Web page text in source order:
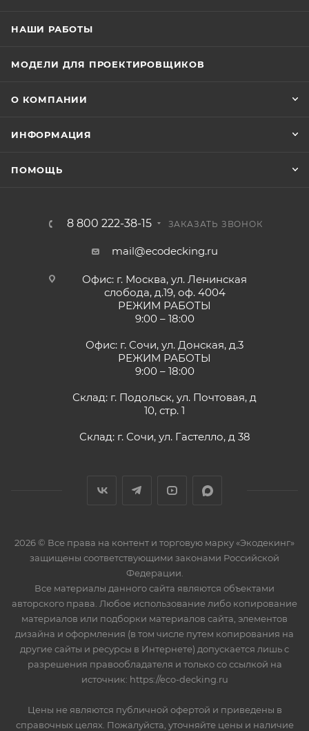
НАШИ РАБОТЫ
МОДЕЛИ ДЛЯ ПРОЕКТИРОВЩИКОВ
О КОМПАНИИ
ИНФОРМАЦИЯ
ПОМОЩЬ
8 800 222-38-15 ЗАКАЗАТЬ ЗВОНОК
mail@ecodecking.ru
Офис: г. Москва, ул. Ленинская
слобода, д.19, оф. 4004
РЕЖИМ РАБОТЫ
9:00 – 18:00
Офис: г. Сочи, ул. Донская, д.3
РЕЖИМ РАБОТЫ
9:00 – 18:00
Склад: г. Подольск, ул. Почтовая, д
10, стр. 1
Склад: г. Сочи, ул. Гастелло, д 38
2026 © Все права на контент и торговую марку «Экодекинг»
защищены соответствующими законами Российской
Федерации.
Все материалы данного сайта являются объектами
авторского права. Любое использование либо копирование
материалов или подборки материалов сайта, элементов
дизайна и оформления (в том числе путем копирования на
другие сайты и ресурсы в Интернете) допускается лишь с
разрешения правообладателя и только со ссылкой на
источник: https://eco-decking.ru
Цены не являются публичной офертой и приведены в
справочных целях. Пожалуйста, уточняйте цены и наличие